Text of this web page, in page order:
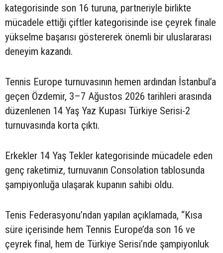
kategorisinde son 16 turuna, partneriyle birlikte
mücadele ettiği çiftler kategorisinde ise çeyrek finale
yükselme başarısı göstererek önemli bir uluslararası
deneyim kazandı.
Tennis Europe turnuvasının hemen ardından İstanbul’a
geçen Özdemir, 3–7 Ağustos 2026 tarihleri arasında
düzenlenen 14 Yaş Yaz Kupası Türkiye Serisi-2
turnuvasında korta çıktı.
Erkekler 14 Yaş Tekler kategorisinde mücadele eden
genç raketimiz, turnuvanın Consolation tablosunda
şampiyonluğa ulaşarak kupanın sahibi oldu.
Tenis Federasyonu’ndan yapılan açıklamada, “Kısa
süre içerisinde hem Tennis Europe’da son 16 ve
çeyrek final, hem de Türkiye Serisi’nde şampiyonluk